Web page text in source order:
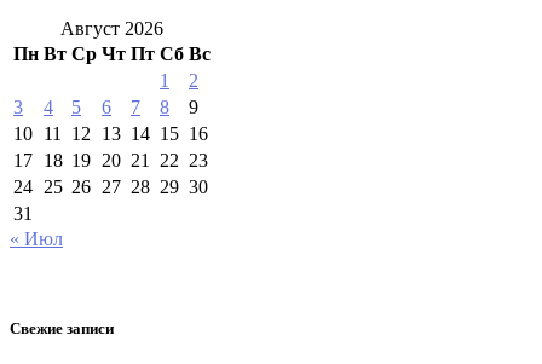
Август 2026
Пн Вт Ср Чт Пт Сб Вс
1
2
3
4 5 6 7 8
9
10 11 12 13 14 15 16
17 18 19 20 21 22 23
24 25 26 27 28 29 30
31
« Июл
Свежие записи